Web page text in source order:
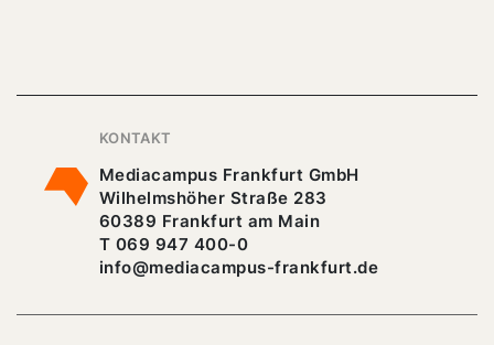
KONTAKT
Mediacampus Frankfurt GmbH
Wilhelmshöher Straße 283
60389 Frankfurt am Main
T 069 947 400-0
info@mediacampus-frankfurt.de